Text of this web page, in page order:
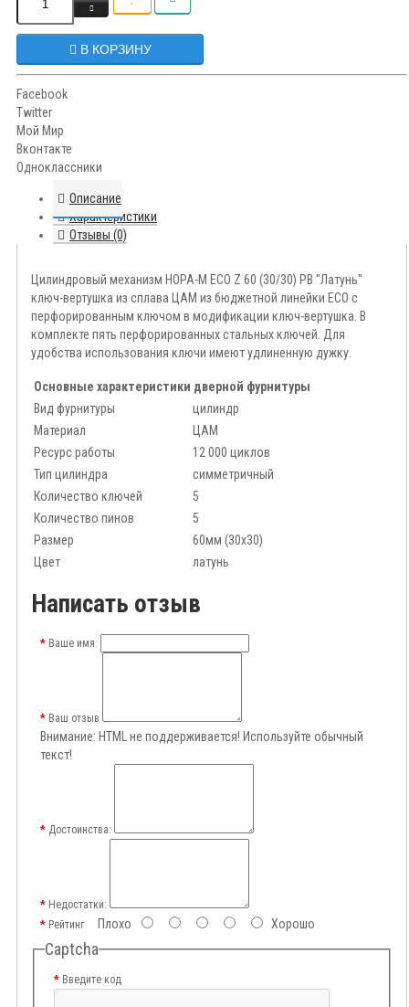
В КОРЗИНУ
Facebook
Twitter
Мой Мир
Вконтакте
Одноклассники
Описание
Характеристики
Отзывы (0)
Цилиндровый механизм НОРА-М ECO Z 60 (30/30) PB "Латунь"
ключ-вертушка из сплава ЦАМ из бюджетной линейки ECO с
перфорированным ключом в модификации ключ-вертушка. В
комплекте пять перфорированных стальных ключей. Для
удобства использования ключи имеют удлиненную дужку.
Основные характеристики дверной фурнитуры
Вид фурнитуры
цилиндр
Материал
ЦАМ
Ресурс работы
12 000 циклов
Тип цилиндра
симметричный
Количество ключей
5
Количество пинов
5
Размер
60мм (30x30)
Цвет
латунь
Написать отзыв
Ваше имя:
Ваш отзыв
Внимание: HTML не поддерживается! Используйте обычный
текст!
Достоинства:
Недостатки:
РейтингПлохо Хорошо
Captcha
Введите код